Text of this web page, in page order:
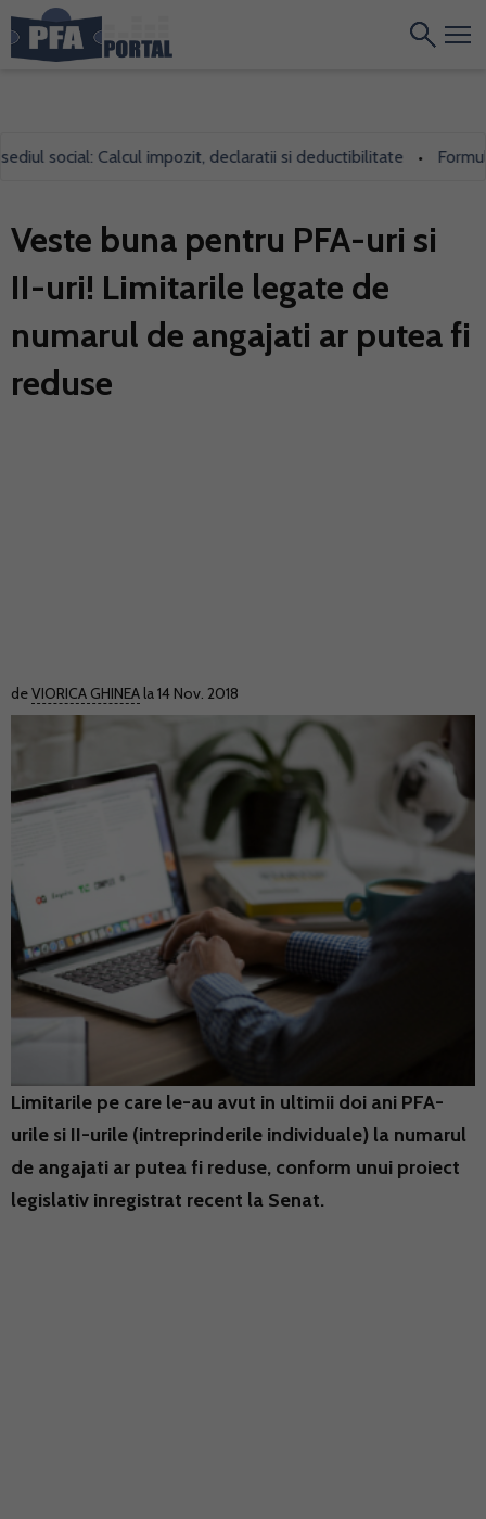
social: Calcul impozit, declaratii si deductibilitate •
Veste buna pentru PFA-uri si
II-uri! Limitarile legate de
numarul de angajati ar putea fi
reduse
deVIORICA GHINEA la 14 Nov. 2018
Limitarile pe care le-au avut in ultimii doi ani PFA-
urile si II-urile (intreprinderile individuale) la numarul
de angajati ar putea fi reduse, conform unui proiect
legislativ inregistrat recent la Senat.